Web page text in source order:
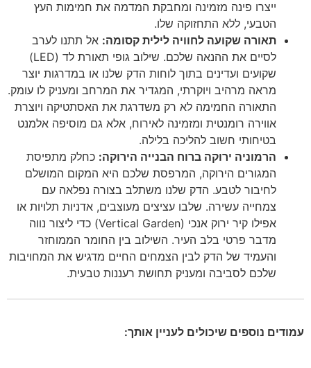
עמודים נוספים שיכולים לעניין אותך:
ייצרו פינה מזמינה ומחבקת המדמה את חמימות העץ
הטבעי, ללא התחזוקה שלו.
תאורה שקועה לחוויה לילית קסומה: אל תתנו לערב
לסיים את ההנאה שלכם. שילוב גופי תאורת לד (LED)
שקועים ועדינים בתוך לוחות הדק שלנו או במדרגות יוצר
מראה מרהיב ויוקרתי, המגדיר את המרחב ומעניק לו עומק.
התאורה החמימה לא רק משדרגת את האסתטיקה ויוצרת
אווירה רומנטית ומזמינה לאירוח, אלא גם מוסיפה אלמנט
בטיחותי חשוב להליכה בלילה.
הרמוניה ירוקה ברוח הבנייה הירוקה: כחלק מתפיסת
המגורים הירוקה, המרפסת שלכם היא המקום המושלם
לחיבור לטבע. הדק שלנו משתלב בצורה נפלאה עם
צמחייה עשירה. שלבו עציצים מעוצבים, אדניות תלויות או
אפילו קיר ירוק אנכי (Vertical Garden) כדי ליצור נווה
מדבר פרטי בלב העיר. השילוב בין החומר הממוחזר
והעמיד של הדק לבין הצמחים החיים מדגיש את המחויבות
שלכם לסביבה ומעניק תחושת רעננות טבעית.